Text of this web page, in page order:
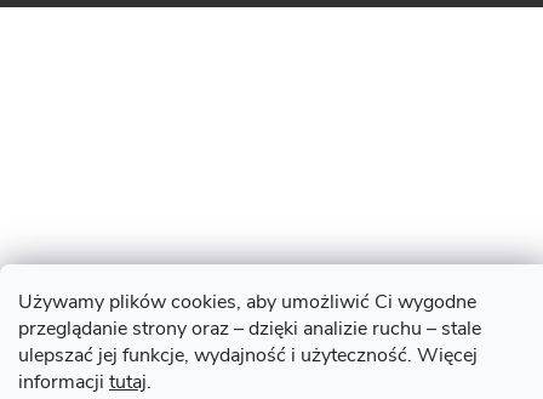
Używamy plików cookies, aby umożliwić Ci wygodne
przeglądanie strony oraz – dzięki analizie ruchu – stale
ulepszać jej funkcje, wydajność i użyteczność. Więcej
informacji tutaj.